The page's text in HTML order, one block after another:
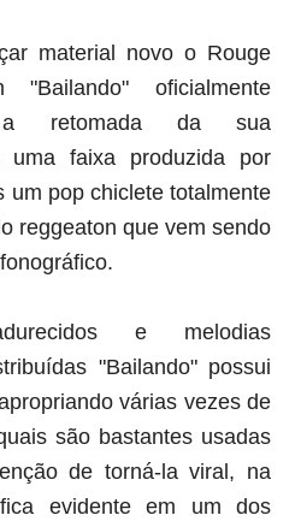
material novo o Rouge
oficialmente
a retomada da sua
uma faixa produzida por
um pop chiclete totalmente
reggeaton que vem sendo
e melodias
"Bailando" possui
várias vezes de
são bastantes usadas
de torná-la viral, na
evidente em um dos